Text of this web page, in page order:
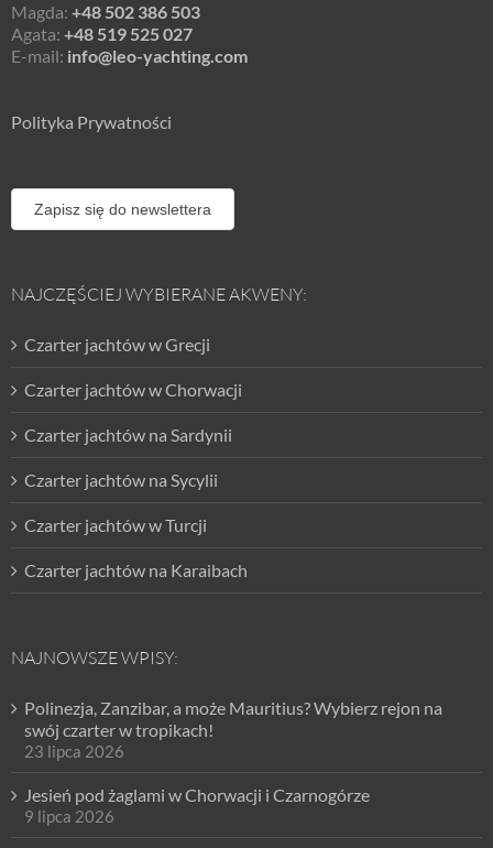
Magda: +48 502 386 503
Agata: +48 519 525 027
E-mail: info@leo-yachting.com
Polityka Prywatności
Zapisz się do newslettera
NAJCZĘŚCIEJ WYBIERANE AKWENY:
Czarter jachtów w Grecji
Czarter jachtów w Chorwacji
Czarter jachtów na Sardynii
Czarter jachtów na Sycylii
Czarter jachtów w Turcji
Czarter jachtów na Karaibach
NAJNOWSZE WPISY:
Polinezja, Zanzibar, a może Mauritius? Wybierz rejon na
swój czarter w tropikach!
23 lipca 2026
Jesień pod żaglami w Chorwacji i Czarnogórze
9 lipca 2026